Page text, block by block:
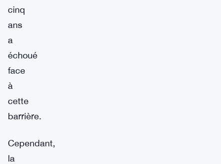
cinq
ans
a
échoué
face
à
cette
barrière.
Cependant,
la